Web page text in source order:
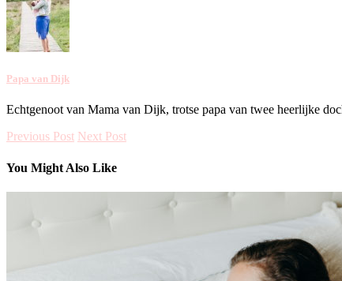
Papa van Dijk
Echtgenoot van Mama van Dijk, trotse papa van twee heerlijke
Previous Post Next Post
You Might Also Like